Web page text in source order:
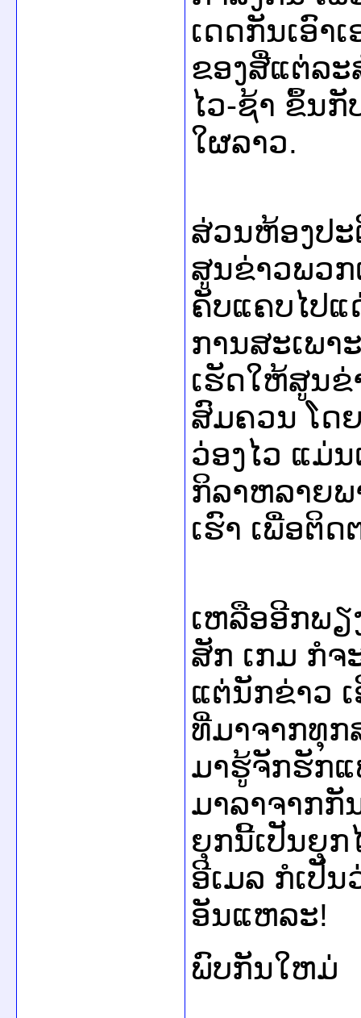
ເດດ​ກັນ​ເອົາ​
ຂອງ​ສື່​ແຕ່​ລະ​
ໄວ-ຊ້າ ຂຶ້ນ
ໃຜລາວ.
ສ່ວນ​ຫ້ອງປະ
ສູນຂ່າວ​ພວກ​
ຄັບ​ແຄບ​ໄປ​
ການສະ​ເພາ
ເຮັດ​ໃຫ້ສູນ​ຂ່
ສົມຄວນ ​​ໂດ
ວ່ອງ​ໄວ ແມ່
ກິລາ​ຫລາຍ​
ເຮົາ ​ເພື່ອ​ຕິ
ເຫລືອອີກ​ພຽ
ສັກ ​ເກ​ມ ກໍ​ຈ
ແຕ່ນັກຂ່າວ
ທີ່​ມາ​ຈາກ​ທຸກ​
ມາ​ຮູ້ຈັກ​ຮັກ​ແ
ມາ​ລາ​ຈາກ​ກັ
ຍຸກ​ນີ້​ເປັນ​ຍຸກ​
ອີ​ເມລ ກໍ​ເປັ
ອັນ​ແຫລະ!
ພົບ​ກັນ​ໃຫມ່